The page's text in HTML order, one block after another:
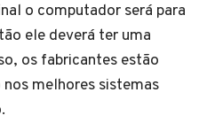
o computador será para
ele deverá ter uma
os fabricantes estão
melhores sistemas